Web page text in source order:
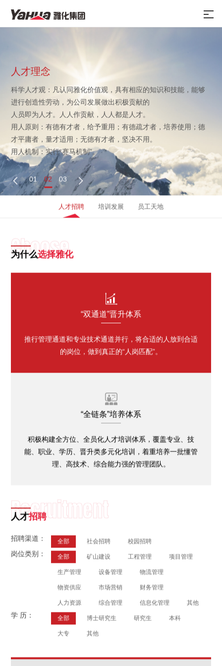
人才理念
科学人才观：凡认同雅化价值观，具有相应的知识和技能，能够
进行创造性劳动，为公司发展做出积极贡献的
人员即为人才。人人作贡献，人人都是人才。
用人原则：有德有才者，给予重用；有德疏才者，培养使用；德
才平庸者，量才适用；无德有才者，坚决不用。
用人机制：实行“赛马机制”。
 01 02 03 
人才招聘 培训发展 员工天地
Choose
为什么选择雅化

“双通道”晋升体系
推行管理通道和专业技术通道并行，将合适的人放到合适
的岗位，做到真正的“人岗匹配”。

“全链条”培养体系
积极构建全方位、全员化人才培训体系，覆盖专业、技
能、职业、学历、晋升类多元化培训，着重培养一批懂管
理、高技术、综合能力强的管理团队。
Recruitment
人才招聘
招聘渠道： 全部 社会招聘 校园招聘
岗位类别： 全部 矿山建设 工程管理 项目管理
生产管理 设备管理 物流管理
物资供应 市场营销 财务管理
人力资源 综合管理 信息化管理 其他
学 历： 全部 博士研究生 研究生 本科
大专 其他